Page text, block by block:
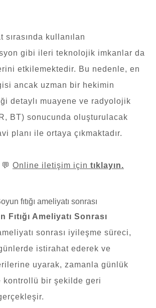
sırasında kullanılan
gibi ileri teknolojik imkanlar da
etkilemektedir. Bu nedenle, en
ancak uzman bir hekimin
detaylı muayene ve radyolojik
BT) sonucunda oluşturulacak
planı ile ortaya çıkmaktadır.
💬 Online iletişim için tıklayın.
Fıtığı Ameliyatı Sonrası
sonrası iyileşme süreci,
istirahat ederek ve
uyarak, zamanla günlük
kontrollü bir şekilde geri